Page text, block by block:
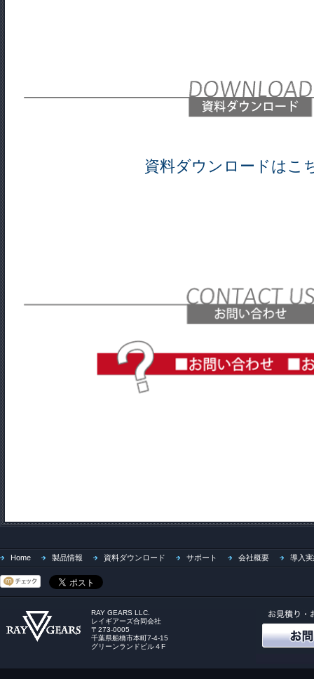
資料ダウンロードはこ
Home 製品情報 資料ダウンロード サポート 会社概要 導入
RAY GEARS LLC.
レイギアーズ合同会社
〒273-0005
千葉県船橋市本町7-4-15
グリーンランドビル４F